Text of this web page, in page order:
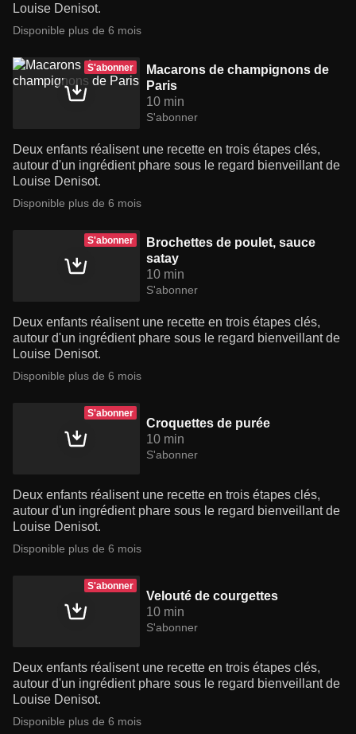
Louise Denisot.
Disponible plus de 6 mois
S'abonner
Macarons de champignons de
Paris
10 min
S'abonner
Deux enfants réalisent une recette en trois étapes clés,
autour d'un ingrédient phare sous le regard bienveillant de
Louise Denisot.
Disponible plus de 6 mois
S'abonner
Brochettes de poulet, sauce
satay
10 min
S'abonner
Deux enfants réalisent une recette en trois étapes clés,
autour d'un ingrédient phare sous le regard bienveillant de
Louise Denisot.
Disponible plus de 6 mois
S'abonner
Croquettes de purée
10 min
S'abonner
Deux enfants réalisent une recette en trois étapes clés,
autour d'un ingrédient phare sous le regard bienveillant de
Louise Denisot.
Disponible plus de 6 mois
S'abonner
Velouté de courgettes
10 min
S'abonner
Deux enfants réalisent une recette en trois étapes clés,
autour d'un ingrédient phare sous le regard bienveillant de
Louise Denisot.
Disponible plus de 6 mois